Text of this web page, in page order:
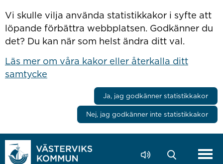
Vi skulle vilja använda statistikkakor i syfte att
löpande förbättra webbplatsen. Godkänner du
det? Du kan när som helst ändra ditt val.
Läs mer om våra kakor eller återkalla ditt
samtycke
Ja, jag godkänner statistikkakor
Nej, jag godkänner inte statistikkakor